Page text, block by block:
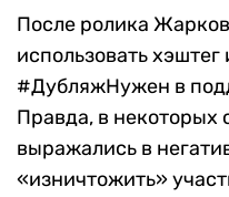
После ролика
использовать
#ДубляжНужен в
Правда, в некоторых
выражались в
«изничтожить»